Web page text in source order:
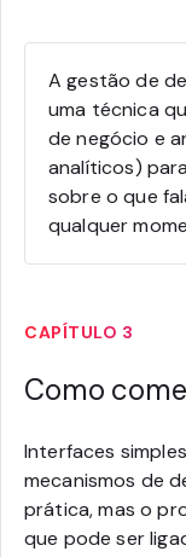
A gestão de
uma técnica
de negócio e
analíticos)
sobre o que
qualquer
CAPÍTULO 3
Como
Interfaces
mecanismos de
prática, mas o
que pode ser